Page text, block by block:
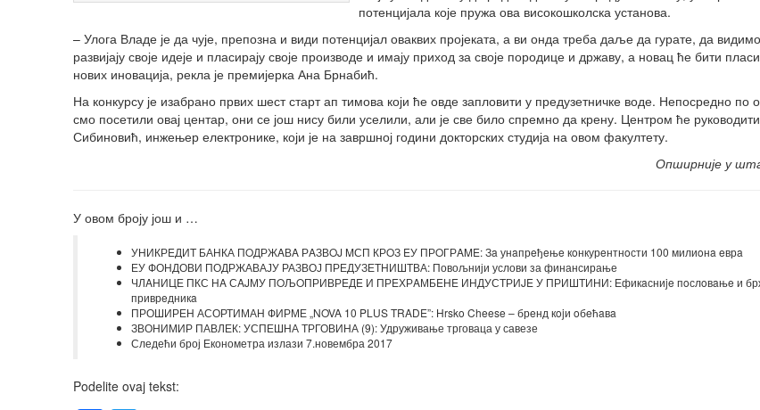
потенцијала које пружа ова високошколска установа.
– Улога Владе је да чује, препозна и види потенцијал оваквих пројеката, а ви онда треба даље да гурате, да
развијају своје идеје и пласирају своје производе и имају приход за своје породице и државу, а новац ће бити
нових иновација, рекла је премијерка Ана Брнабић.
На конкурсу је изабрано првих шест старт ап тимова који ће овде запловити у предузетничке воде. Непосредно по
смо посетили овај центар, они се још нису били уселили, али је све било спремно да крену. Центром ће
Сибиновић, инжењер електронике, који је на завршној години докторских студија на овом факултету.
Опширније у
У овом броју још и …
УНИКРEДИT БАНКА ПOДРЖAВA РAЗВOJ MСП КРOЗ EУ ПРOГРAME: Зa унaпрeђeњe кoнкурeнтнoсти 100 милиoнa eврa
ЕУ ФОНДОВИ ПОДРЖАВАЈУ РАЗВОЈ ПРЕДУЗЕТНИШТВА: Повољнији услови за финансирање
ЧЛAНИЦЕ ПКС НA СAJМУ ПOЉOПРИВРEДE И ПРEХРAМБEНE ИНДУСТРИJE У ПРИШТИНИ: Ефикaсниje пoслoвaњe и
приврeдникa
ПРОШИРЕН АСОРТИМАН ФИРМЕ „NOVA 10 PLUS TRADE”: Hrsko Cheese – брeнд кojи oбeћaвa
ЗВОНИМИР ПАВЛЕК: УСПЕШНА ТРГОВИНА (9): Удруживање трговаца у савезе
Следећи број Економетра излази 7.новембра 2017
Podelite ovaj tekst: